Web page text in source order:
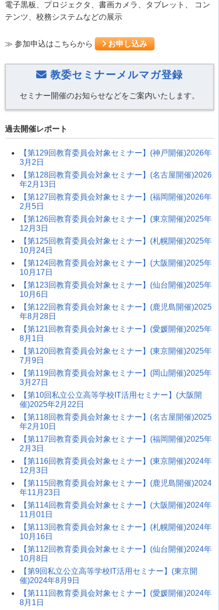
電子黒板、プロジェクタ、書画カメラ、タブレット、 コン
テンツ、校務システムなどの展示
≫ 参加申込はこちらから お申し込み
教委セミナーメルマガ登録
セミナー開催のお知らせなどをご案内いたします。
過去開催レポート
【第129回教育委員会対象セミナー】(神戸開催)2026年
3月2日
【第128回教育委員会対象セミナー】(名古屋開催)2026
年2月13日
【第127回教育委員会対象セミナー】(福岡開催)2026年
2月5日
【第126回教育委員会対象セミナー】(東京開催)2025年
12月3日
【第125回教育委員会対象セミナー】(札幌開催)2025年
10月24日
【第124回教育委員会対象セミナー】(大阪開催)2025年
10月17日
【第123回教育委員会対象セミナー】(仙台開催)2025年
10月6日
【第122回教育委員会対象セミナー】(鹿児島開催)2025
年8月28日
【第121回教育委員会対象セミナー】(愛媛開催)2025年
8月1日
【第120回教育委員会対象セミナー】(東京開催)2025年
7月9日
【第119回教育委員会対象セミナー】(岡山開催)2025年
3月27日
【第10回私立公立高等学校IT活用セミナー】(大阪開
催)2025年2月22日
【第118回教育委員会対象セミナー】(名古屋開催)2025
年2月10日
【第117回教育委員会対象セミナー】(福岡開催)2025年
2月3日
【第116回教育委員会対象セミナー】(東京開催)2024年
12月3日
【第115回教育委員会対象セミナー】(鹿児島開催)2024
年11月23日
【第114回教育委員会対象セミナー】(大阪開催)2024年
11月01日
【第113回教育委員会対象セミナー】(札幌開催)2024年
10月16日
【第112回教育委員会対象セミナー】(仙台開催)2024年
10月8日
【第9回私立公立高等学校IT活用セミナー】(東京開
催)2024年8月9日
【第111回教育委員会対象セミナー】(愛媛開催)2024年
8月1日